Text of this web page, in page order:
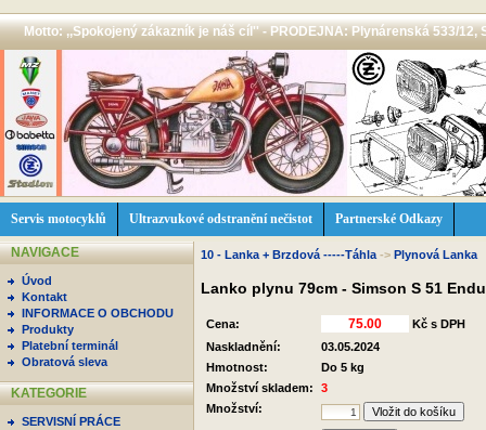
Motto: ,,Spokojený zákazník je náš cíl'' - PRODEJNA: Plynárenská 533/12,
Servis motocyklů Ultrazvukové odstranění nečistot Partnerské Odkazy
NAVIGACE
Úvod
Kontakt
INFORMACE O OBCHODU
Produkty
Platební terminál
Obratová sleva
KATEGORIE
SERVISNÍ PRÁCE
10 - Lanka + Brzdová -----Táhla -> Plynová Lanka
Lanko plynu 79cm - Simson S 51
Cena:
Kč s DPH
Naskladnění:
03.05.2024
Hmotnost:
Do 5 kg
Množství skladem:
3
Množství: